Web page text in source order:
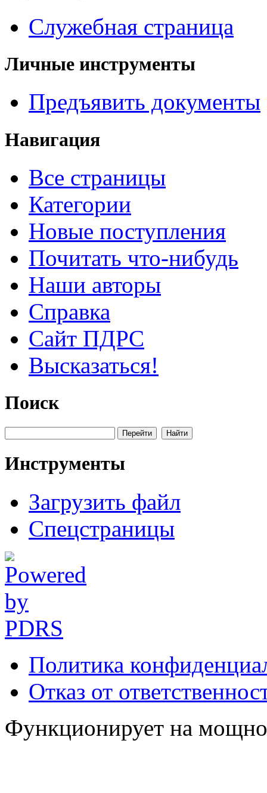
Служебная страница
Личные инструменты
Предъявить документы
Навигация
Все страницы
Категории
Новые поступления
Почитать что-нибудь
Наши авторы
Справка
Сайт ПДРС
Высказаться!
Поиск
Инструменты
Загрузить файл
Спецстраницы
Политика
Отказ от
Функционирует на